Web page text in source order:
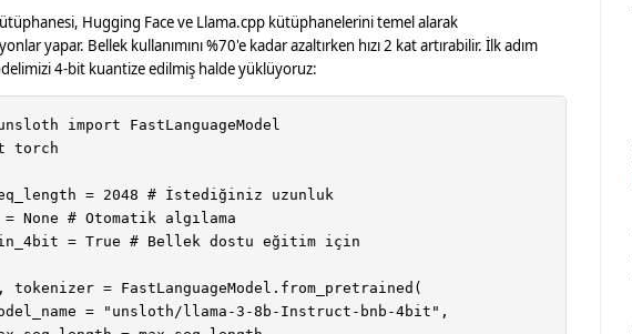
Hugging Face ve Llama.cpp kütüphanelerini temel alarak
yapar. Bellek kullanımını %70'e kadar azaltırken hızı 2 kat artırabilir. İlk adım
4-bit kuantize edilmiş halde yüklüyoruz:
import FastLanguageModel
torch
= 2048 # İstediğiniz uzunluk
None # Otomatik algılama
= True # Bellek dostu eğitim için
tokenizer = FastLanguageModel.from_pretrained(
= "unsloth/llama-3-8b-Instruct-bnb-4bit",